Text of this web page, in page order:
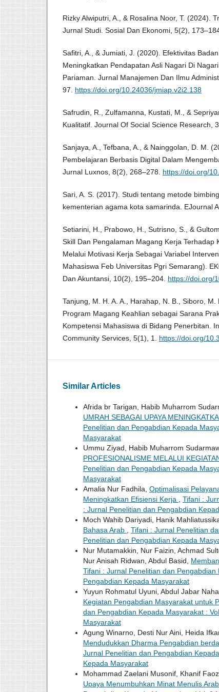
Rizky Alwiputri, A., & Rosalina Noor, T. (2024).
Jurnal Studi. Sosial Dan Ekonomi, 5(2),
Safitri, A., & Jumiati, J. (2020). Efektivitas
Meningkatkan Pendapatan Asli Nagari Di
Pariaman. Jurnal Manajemen Dan Ilmu
97. https://doi.org/10.24036/jmiap.v2i2.138
Safrudin, R., Zulfamanna, Kustati, M., &
Kualitatif. Journal Of Social Science Research,
Sanjaya, A., Tefbana, A., & Nainggolan, D. M.
Pembelajaran Berbasis Digital Dalam
Jurnal Luxnos, 8(2), 268–278. https://doi.org/
Sari, A. S. (2017). Studi tentang metode
kementerian agama kota samarinda. EJournal
Setiarini, H., Prabowo, H., Sutrisno, S., &
Skill Dan Pengalaman Magang Kerja Terhadap
Melalui Motivasi Kerja Sebagai Variabel
Mahasiswa Feb Universitas Pgri Semarang).
Dan Akuntansi, 10(2), 195–204. https://doi.org/
Tanjung, M. H. A. A., Harahap, N. B., Siboro, M.
Program Magang Keahlian sebagai Sarana
Kompetensi Mahasiswa di Bidang Penerbitan.
Community Services, 5(1), 1. https://doi.org/
Similar Articles
Afrida br Tarigan, Habib Muharrom
UMRAH SEBAGAI UPAYA
Penelitian dan Pengabdian Kepada
Masyarakat
Ummu Ziyad, Habib Muharrom
PROFESIONALISME MELALUI
Penelitian dan Pengabdian Kepada
Masyarakat
Amalia Nur Fadhila, Optimalisasi
Meningkatkan Efisiensi Kerja
Tifani :
: Jurnal Penelitian dan Pengabdian
Moch Wahib Dariyadi, Hanik
Bahasa Arab
Tifani : Jurnal Penelitian
Penelitian dan Pengabdian Kepada
Nur Mutamakkin, Nur Faizin, Achmad
Nur Anisah Ridwan, Abdul Basid,
Tifani : Jurnal Penelitian dan
Pengabdian Kepada Masyarakat
Yuyun Rohmatul Uyuni, Abdul Jabar
Kegiatan Pengabdian Masyarakat untuk
dan Pengabdian Kepada Masyarakat :
Masyarakat
Agung Winarno, Desti Nur Aini, Heida
Mendudukkan Dharma Pengabdian
Jurnal Penelitian dan Pengabdian
Kepada Masyarakat
Mohammad Zaelani Musonif, Khanif
Upaya Menumbuhkan Minat Menulis